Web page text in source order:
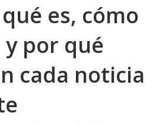
es, cómo
y por qué
cada noticia